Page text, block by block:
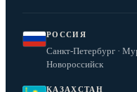
РОССИЯ
Санкт-Петербург ·
Новороссийск
КАЗАХСТАН